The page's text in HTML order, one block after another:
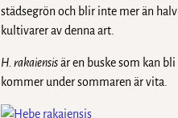
städsegrön och blir inte mer än
kultivarer av denna art.
H. rakaiensisär en buske som kan
kommer under sommaren är vita.